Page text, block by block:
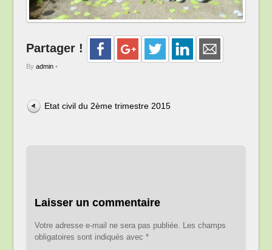
Partager !
By admin•
Etat civil du 2ème trimestre 2015
Laisser un commentaire
Votre adresse e-mail ne sera pas publiée. Les champs
obligatoires sont indiqués avec*